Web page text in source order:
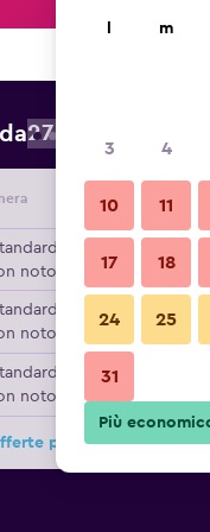
27 € Prezzo a
Fornitore
Tipo
noto
Tipo
noto
Tipo
noto
per The Originals
m
3 4
10 11
17 18
24 25
31
Più